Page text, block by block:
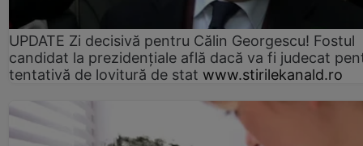
UPDATE Zi decisivă pentru Călin Georgescu! Fostul
candidat la prezidențiale află dacă va fi judecat
tentativă de lovitură de stat www.stirilekanald.ro